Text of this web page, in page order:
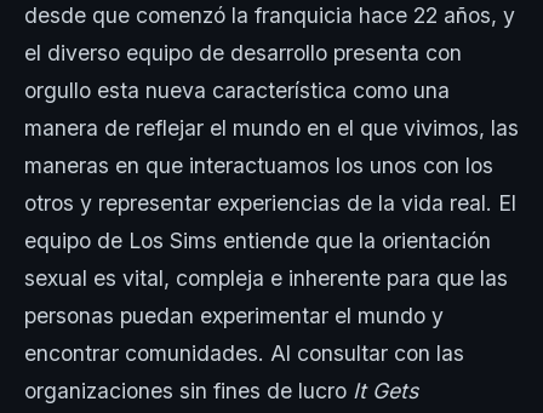
desde que comenzó la franquicia hace 22 años, y
el diverso equipo de desarrollo presenta con
orgullo esta nueva característica como una
manera de reflejar el mundo en el que vivimos, las
maneras en que interactuamos los unos con los
otros y representar experiencias de la vida real. El
equipo de Los Sims entiende que la orientación
sexual es vital, compleja e inherente para que las
personas puedan experimentar el mundo y
encontrar comunidades. Al consultar con las
organizaciones sin fines de lucro It Gets